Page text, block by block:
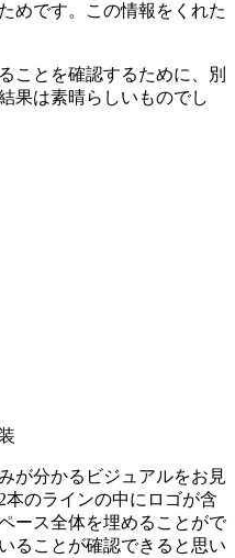
めです。この情報をくれた
ことを確認するために、別
果は素晴らしいものでし
が分かるビジュアルをお見
のラインの中にロゴが含
ース全体を埋めることがで
ることが確認できると思い